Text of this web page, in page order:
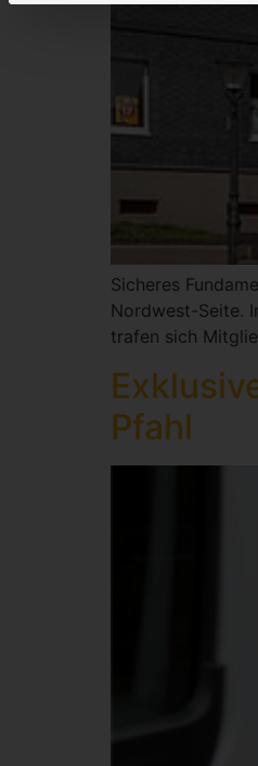
Sicheres
Nordwest-Seite.
trafen sich
Pfahl